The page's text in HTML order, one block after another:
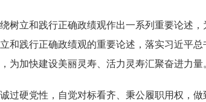
树立和践行正确政绩观作出一系列重要论述
和践行正确政绩观的重要论述，落实习近平
为加快建设美丽灵寿、活力灵寿汇聚奋进力量
过硬党性，自觉对标看齐、秉公履职用权，